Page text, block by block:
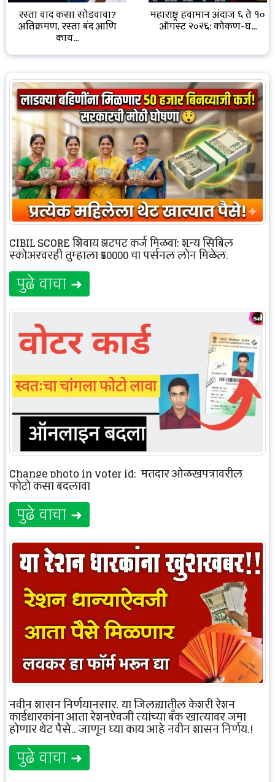
रस्ता वाद कसा सोडवावा?
अतिक्रमण, रस्ता बंद आणि
काय...
महाराष्ट्र हवामान अंदाज ६ ते १०
ऑगस्ट २०२६: कोकण-घ...
CIBIL SCORE शिवाय झटपट कर्ज मिळवा: शून्य सिबिल
स्कोअरवरही तुम्हाला ₹50000 चा पर्सनल लोन मिळेल.
पुढे वाचा ➜
Change photo in voter id: मतदार ओळखपत्रावरील
फोटो कसा बदलावा
पुढे वाचा ➜
नवीन शासन निर्णयानुसार, या जिल्ह्यातील केशरी रेशन
कार्डधारकांना आता रेशनऐवजी त्यांच्या बँक खात्यावर जमा
होणार थेट पैसे.. जाणून घ्या काय आहे नवीन शासन निर्णय.!
पुढे वाचा ➜